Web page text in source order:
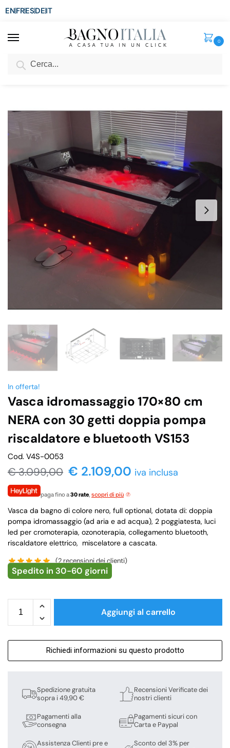
ENFRESDEIT
0
SCONTO del 3%
In offerta!
Vasca idromassaggio 170×80 cm
NERA con 30 getti doppia pompa
riscaldatore e bluetooth VS153
Cod. V4S-0053
€3.099,00 € 2.109,00 iva inclusa
paga fino a30 rate, scopri di più
Vasca da bagno di colore nero, full optional, dotata di: doppia
pompa idromassaggio (ad aria e ad acqua), 2 poggiatesta, luci
led per cromoterapia, ozonoterapia, collegamento bluetooth,
riscaldatore elettrico, miscelatore a cascata.
(2recensioni dei clienti)
Spedito in 30-60 giorni
Aggiungi al carrello
Richiedi informazioni su questo prodotto
Spedizione gratuita
sopra i 49,90 €
Pagamenti alla
consegna
Assistenza Clienti pre e
Recensioni Verificate dei
nostri clienti
Pagamenti sicuri con
Carta e Paypal
Sconto del 3% per